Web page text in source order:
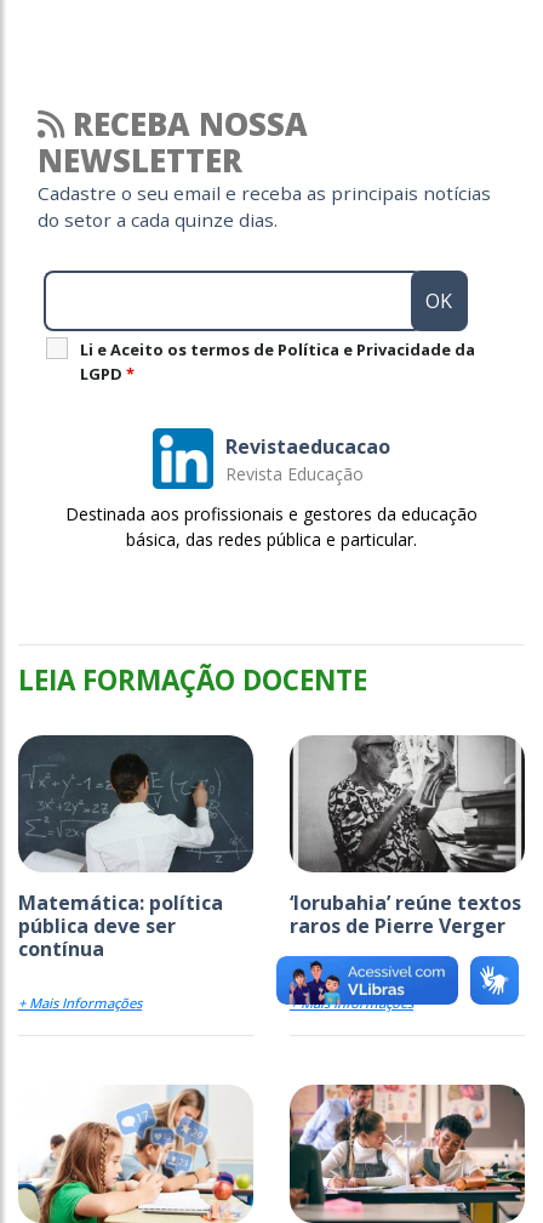
RECEBA NOSSA
NEWSLETTER
Cadastre o seu email e receba as principais notícias
do setor a cada quinze dias.
Li e Aceito os termos de Política e Privacidade da
LGPD *
Revistaeducacao
Revista Educação
Destinada aos profissionais e gestores da educação
básica, das redes pública e particular.
LEIA FORMAÇÃO DOCENTE
Matemática: política
pública deve ser
contínua
+ Mais Informações
‘Iorubahia’ reúne textos
raros de Pierre Verger
+ Mais Informações